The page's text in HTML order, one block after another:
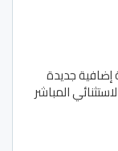
جديدة
المباشر